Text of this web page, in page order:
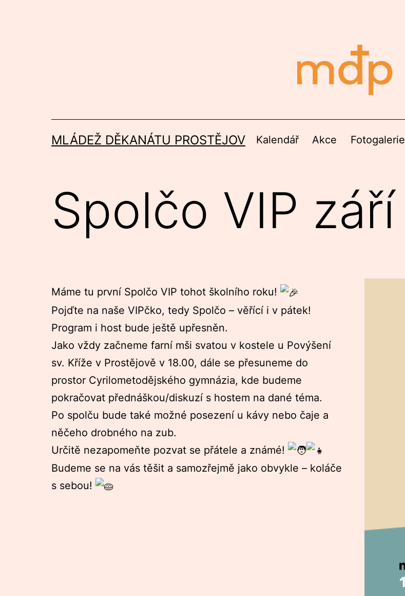
MLÁDEŽ DĚKANÁTU PROSTĚJOV Kalendář Akce Fotogalerie
Spolčo VIP září
Máme tu první Spolčo VIP tohot školního roku!
Pojďte na naše VIPčko, tedy Spolčo – věřící i v pátek!
Program i host bude ještě upřesněn.
Jako vždy začneme farní mši svatou v kostele u Povýšení
sv. Kříže v Prostějově v 18.00, dále se přesuneme do
prostor Cyrilometodějského gymnázia, kde budeme
pokračovat přednáškou/diskuzí s hostem na dané téma.
Po spolču bude také možné posezení u kávy nebo čaje a
něčeho drobného na zub.
Určitě nezapomeňte pozvat se přátele a známé!
Budeme se na vás těšit a samozřejmě jako obvykle – koláče
s sebou!